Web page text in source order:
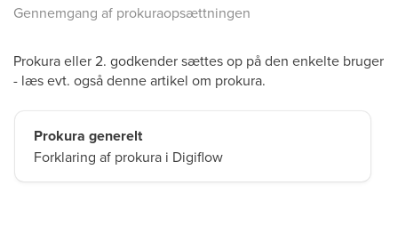
Gennemgang af prokuraopsættningen
Prokura eller 2. godkender sættes op på den enkelte bruger
- læs evt. også denne artikel om prokura.
Prokura generelt
Forklaring af prokura i Digiflow